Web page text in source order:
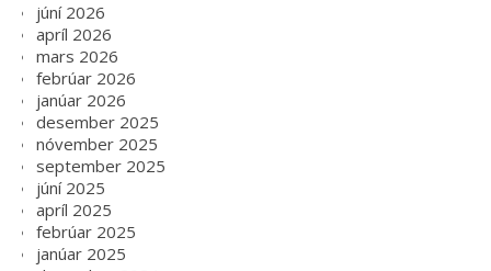
júní 2026
apríl 2026
mars 2026
febrúar 2026
janúar 2026
desember 2025
nóvember 2025
september 2025
júní 2025
apríl 2025
febrúar 2025
janúar 2025